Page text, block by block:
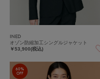
INED
オゾン防縮加工シングルジャケット
￥53,900(税込)
60%
OFF